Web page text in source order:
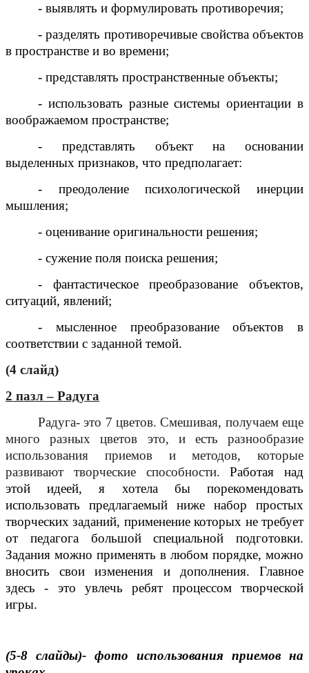
- выявлять и формулировать противоречия;
- разделять противоречивые свойства объектов
в пространстве и во времени;
- представлять пространственные объекты;
- использовать разные системы ориентации в
воображаемом пространстве;
- представлять объект на основании
выделенных признаков, что предполагает:
- преодоление психологической инерции
мышления;
- оценивание оригинальности решения;
- сужение поля поиска решения;
- фантастическое преобразование объектов,
ситуаций, явлений;
- мысленное преобразование объектов в
соответствии с заданной темой.
(4 слайд)
2 пазл – Радуга
Радуга- это 7 цветов. Смешивая, получаем еще
много разных цветов это, и есть разнообразие
использования приемов и методов, которые
развивают творческие способности. Работая над
этой идеей, я хотела бы порекомендовать
использовать предлагаемый ниже набор простых
творческих заданий, применение которых не требует
от педагога большой специальной подготовки.
Задания можно применять в любом порядке, можно
вносить свои изменения и дополнения. Главное
здесь - это увлечь ребят процессом творческой
игры.
(5-8 слайды)- фото использования приемов на